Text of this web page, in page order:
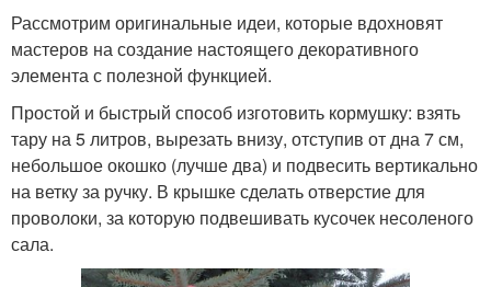
Рассмотрим оригинальные идеи, которые вдохновят
мастеров на создание настоящего декоративного
элемента с полезной функцией.
Простой и быстрый способ изготовить кормушку: взять
тару на 5 литров, вырезать внизу, отступив от дна 7 см,
небольшое окошко (лучше два) и подвесить вертикально
на ветку за ручку. В крышке сделать отверстие для
проволоки, за которую подвешивать кусочек несоленого
сала.